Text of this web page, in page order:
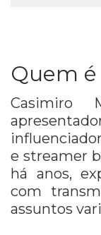
Quem
Casimiro
e streamer
há anos,
com
assuntos